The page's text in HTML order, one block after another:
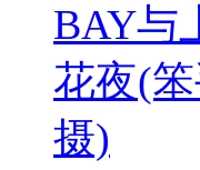
BAY与
花夜(
摄)